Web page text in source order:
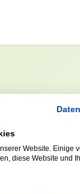
Website. Einige
diese Website und